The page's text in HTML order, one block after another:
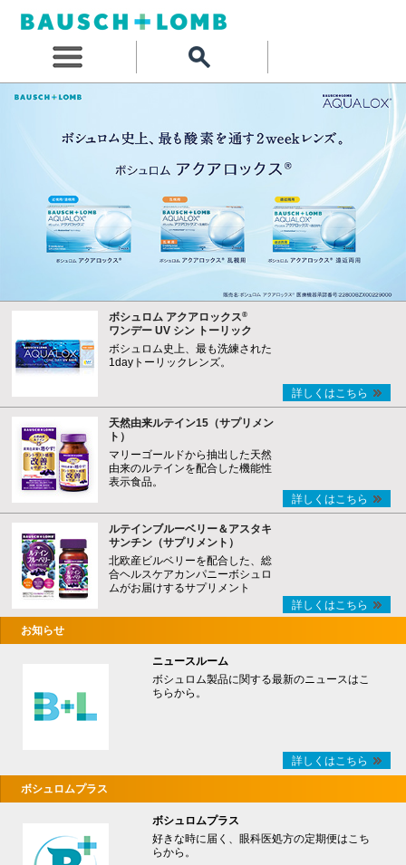
ボシュロム アクアロックス®
ワンデー UV シン トーリック
ボシュロム史上、最も洗練された
1dayトーリックレンズ。
詳しくはこちら
天然由来ルテイン15（サプリメン
ト）
マリーゴールドから抽出した天然
由来のルテインを配合した機能性
表示食品。
詳しくはこちら
ルテインブルーベリー＆アスタキ
サンチン（サプリメント）
北欧産ビルベリーを配合した、総
合ヘルスケアカンパニーボシュロ
ムがお届けするサプリメント
詳しくはこちら
お知らせ
ニュースルーム
ボシュロム製品に関する最新のニュースはこ
ちらから。
詳しくはこちら
ボシュロムプラス
ボシュロムプラス
好きな時に届く、眼科医処方の定期便はこち
らから。